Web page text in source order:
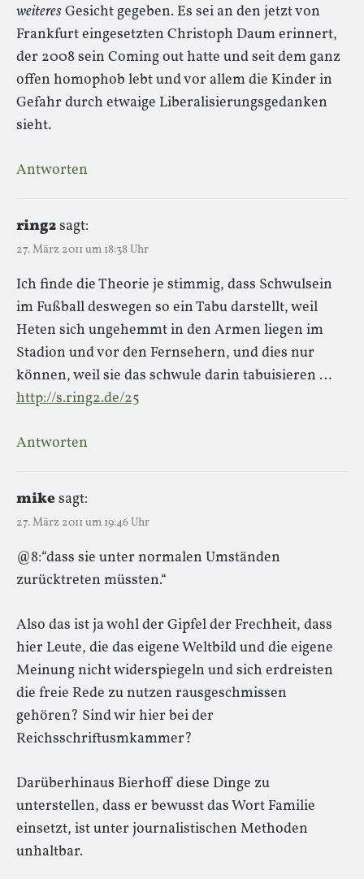
weiteresGesicht gegeben. Es sei an den jetzt von
Frankfurt eingesetzten Christoph Daum erinnert,
der 2008 sein Coming out hatte und seit dem ganz
offen homophob lebt und vor allem die Kinder in
Gefahr durch etwaige Liberalisierungsgedanken
sieht.
Antworten
ring2sagt:
27. März 2011 um 18:38 Uhr
Ich finde die Theorie je stimmig, dass Schwulsein
im Fußball deswegen so ein Tabu darstellt, weil
Heten sich ungehemmt in den Armen liegen im
Stadion und vor den Fernsehern, und dies nur
können, weil sie das schwule darin tabuisieren …
http://s.ring2.de/25
Antworten
mikesagt:
27. März 2011 um 19:46 Uhr
@8:“dass sie unter normalen Umständen
zurücktreten müssten.“
Also das ist ja wohl der Gipfel der Frechheit, dass
hier Leute, die das eigene Weltbild und die eigene
Meinung nicht widerspiegeln und sich erdreisten
die freie Rede zu nutzen rausgeschmissen
gehören? Sind wir hier bei der
Reichsschriftusmkammer?
Darüberhinaus Bierhoff diese Dinge zu
unterstellen, dass er bewusst das Wort Familie
einsetzt, ist unter journalistischen Methoden
unhaltbar.